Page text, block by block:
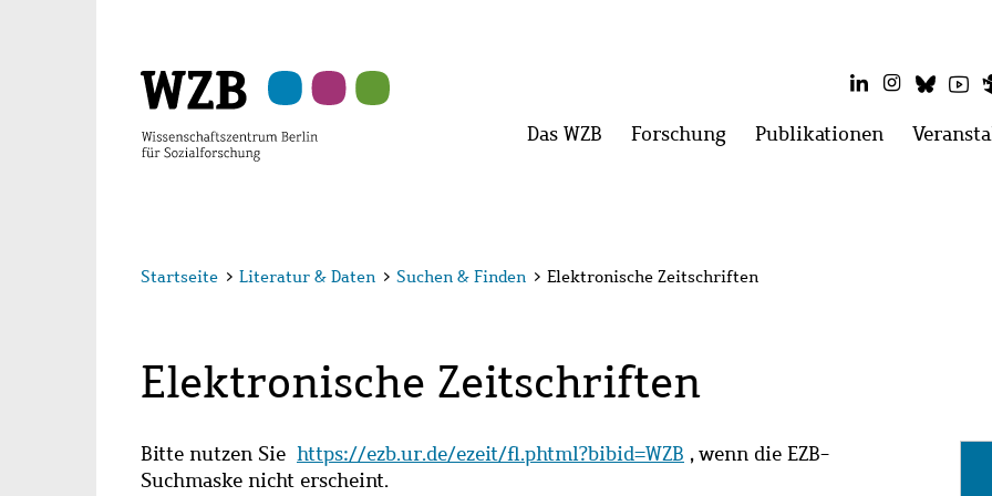
LinkedInInstagram
Hauptmenü
Das WZB Menü
Forschung Menü
Publikationen Menü
Startseite > Literatur & Daten > Suchen & Finden > Elektronische Zeitschriften
Elektronische Zeitschriften
Bitte nutzen Sie https://ezb.ur.de/ezeit/fl.phtml?bibid=WZB , wenn die EZB-
Suchmaske nicht erscheint.